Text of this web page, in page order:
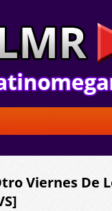
Viernes De